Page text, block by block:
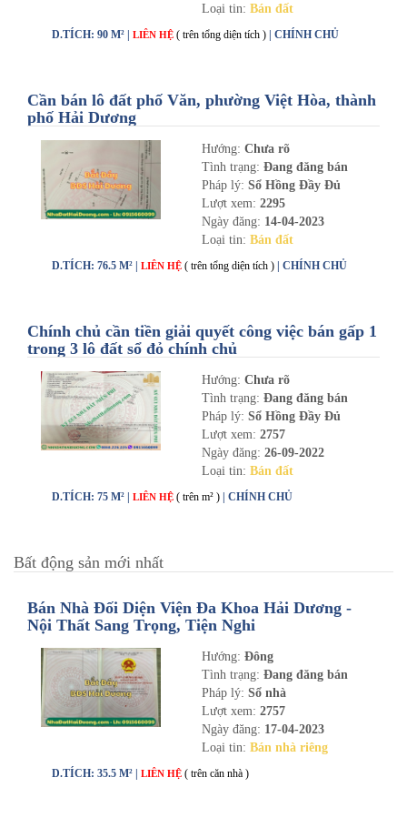
Loại tin: Bán đất
D.TÍCH: 90 M² | LIÊN HỆ ( trên tổng diện tích ) | CHÍNH CHỦ
Cần bán lô đất phố Văn, phường Việt Hòa, thành
phố Hải Dương
Hướng: Chưa rõ
Tình trạng: Đang đăng bán
Pháp lý: Sổ Hồng Đầy Đủ
Lượt xem: 2295
Ngày đăng: 14-04-2023
Loại tin: Bán đất
D.TÍCH: 76.5 M² | LIÊN HỆ ( trên tổng diện tích ) | CHÍNH CHỦ
Chính chủ cần tiền giải quyết công việc bán gấp 1
trong 3 lô đất sổ đỏ chính chủ
Hướng: Chưa rõ
Tình trạng: Đang đăng bán
Pháp lý: Sổ Hồng Đầy Đủ
Lượt xem: 2757
Ngày đăng: 26-09-2022
Loại tin: Bán đất
D.TÍCH: 75 M² | LIÊN HỆ ( trên m² ) | CHÍNH CHỦ
Bất động sản mới nhất
Bán Nhà Đối Diện Viện Đa Khoa Hải Dương -
Nội Thất Sang Trọng, Tiện Nghi
Hướng: Đông
Tình trạng: Đang đăng bán
Pháp lý: Sổ nhà
Lượt xem: 2757
Ngày đăng: 17-04-2023
Loại tin: Bán nhà riêng
D.TÍCH: 35.5 M² | LIÊN HỆ ( trên căn nhà )